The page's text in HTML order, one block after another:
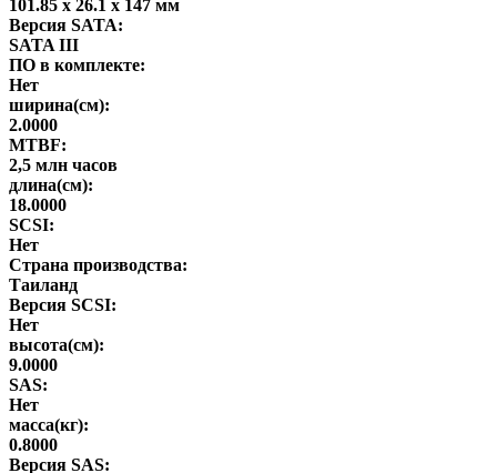
101.85 x 26.1 x 147 мм
Версия SATA:
SATA III
ПО в комплекте:
Нет
ширина(см):
2.0000
MTBF:
2,5 млн часов
длина(см):
18.0000
SCSI:
Нет
Страна производства:
Таиланд
Версия SCSI:
Нет
высота(см):
9.0000
SAS:
Нет
масса(кг):
0.8000
Версия SAS: